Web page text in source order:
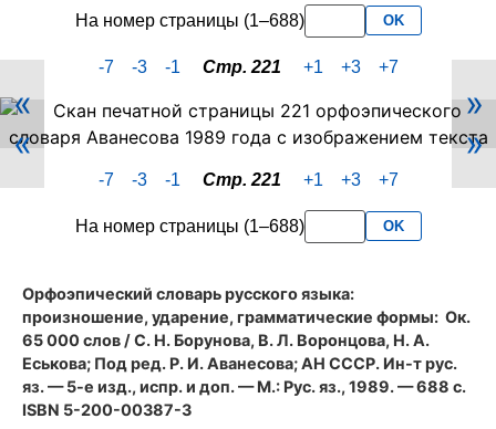
На номер страницы (1–688) OK
-7 -3 -1 Стр. 221 +1 +3 +7
Скан
PDF-
страницы
221
Аванесова
«
»
«
»
-7 -3 -1 Стр. 221 +1 +3 +7
На номер страницы (1–688) OK
Орфоэпический словарь русского языка:
произношение, ударение, грамматические формы: Ок.
65 000 слов / С. Н. Борунова, В. Л. Воронцова, Н. А.
Еськова; Под ред. Р. И. Аванесова; АН СССР. Ин-т рус.
яз. — 5-е изд., испр. и доп. — М.: Рус. яз., 1989. — 688 с.
ISBN 5-200-00387-3